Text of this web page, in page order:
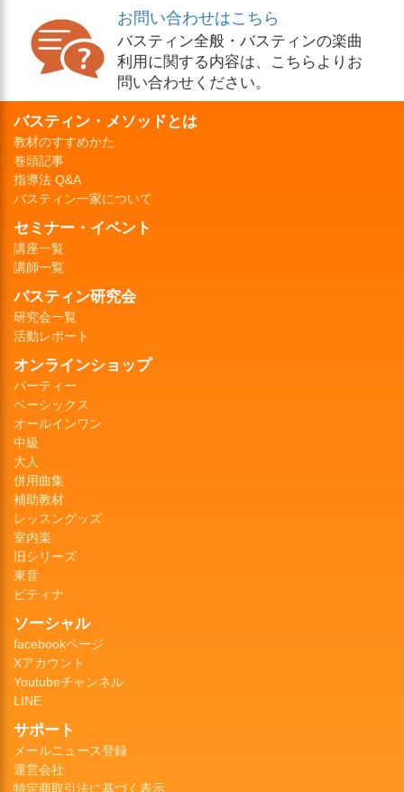
お問い合わせはこちら
バスティン全般・バスティンの楽曲
利用に関する内容は、こちらよりお
問い合わせください。
バスティン・メソッドとは
教材のすすめかた
巻頭記事
指導法 Q&A
バスティン一家について
セミナー・イベント
講座一覧
講師一覧
バスティン研究会
研究会一覧
活動レポート
オンラインショップ
パーティー
ベーシックス
オールインワン
中級
大人
併用曲集
補助教材
レッスングッズ
室内楽
旧シリーズ
東音
ピティナ
ソーシャル
facebookページ
Xアカウント
Youtubeチャンネル
LINE
サポート
メールニュース登録
運営会社
特定商取引法に基づく表示